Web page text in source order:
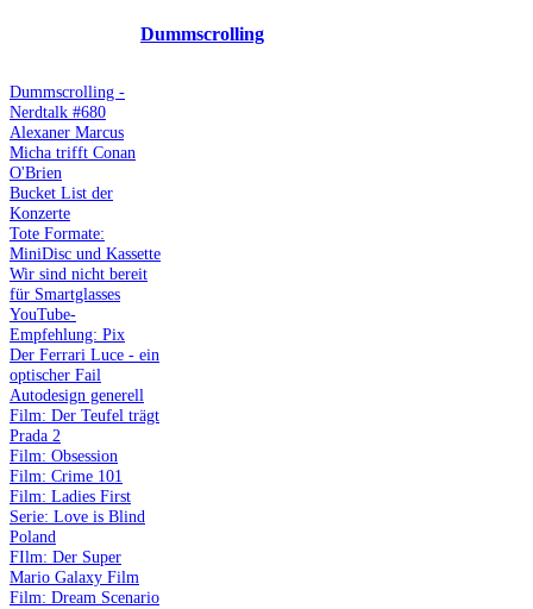
Dummscrolling
Dummscrolling -
Nerdtalk #680
Alexaner Marcus
Micha trifft Conan
O'Brien
Bucket List der
Konzerte
Tote Formate:
MiniDisc und Kassette
Wir sind nicht bereit
für Smartglasses
YouTube-
Empfehlung: Pix
Der Ferrari Luce - ein
optischer Fail
Autodesign generell
Film: Der Teufel trägt
Prada 2
Film: Obsession
Film: Crime 101
Film: Ladies First
Serie: Love is Blind
Poland
FIlm: Der Super
Mario Galaxy Film
Film: Dream Scenario